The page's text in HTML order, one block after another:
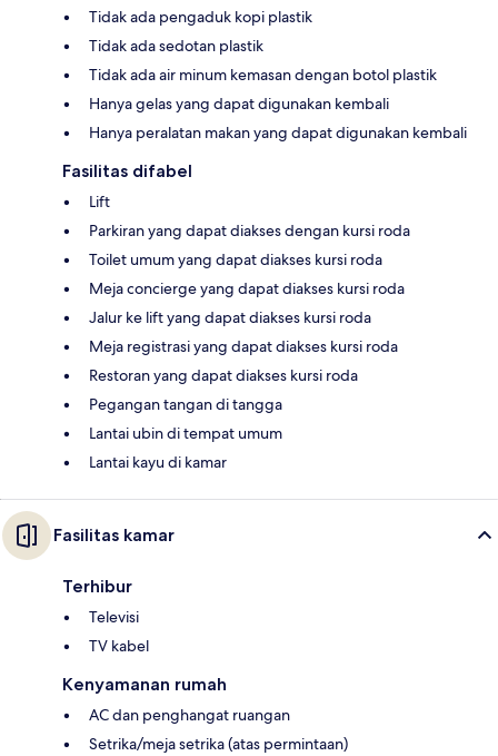
Tidak ada pengaduk kopi plastik
Tidak ada sedotan plastik
Tidak ada air minum kemasan dengan botol plastik
Hanya gelas yang dapat digunakan kembali
Hanya peralatan makan yang dapat digunakan kembali
Fasilitas difabel
Lift
Parkiran yang dapat diakses dengan kursi roda
Toilet umum yang dapat diakses kursi roda
Meja concierge yang dapat diakses kursi roda
Jalur ke lift yang dapat diakses kursi roda
Meja registrasi yang dapat diakses kursi roda
Restoran yang dapat diakses kursi roda
Pegangan tangan di tangga
Lantai ubin di tempat umum
Lantai kayu di kamar
Fasilitas kamar
Terhibur
Televisi
TV kabel
Kenyamanan rumah
AC dan penghangat ruangan
Setrika/meja setrika (atas permintaan)